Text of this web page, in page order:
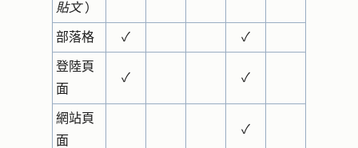
貼文）
部落格 ✓ ✓
登陸頁
面
✓ ✓
網站頁
面
✓